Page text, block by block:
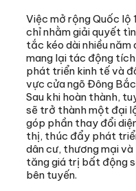
Việc mở rộng Quốc lộ
chỉ nhằm giải quyết
tắc kéo dài nhiều năm
mang lại tác động
phát triển kinh tế và
vực cửa ngõ Đông Bắc
Sau khi hoàn thành,
sẽ trở thành một đại
góp phần thay đổi
thị, thúc đẩy phát
dân cư, thương mại và
tăng giá trị bất động
bên tuyến.